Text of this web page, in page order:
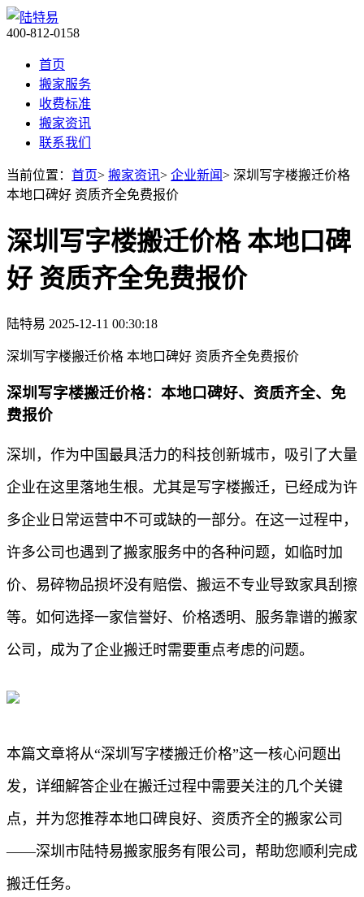
400-812-0158
首页
搬家服务
收费标准
搬家资讯
联系我们
当前位置： 首页> 搬家资讯> 企业新闻> 深圳写字楼搬迁价格
本地口碑好 资质齐全免费报价
深圳写字楼搬迁价格 本地口碑
好 资质齐全免费报价
陆特易 2025-12-11 00:30:18
深圳写字楼搬迁价格 本地口碑好 资质齐全免费报价
深圳写字楼搬迁价格：本地口碑好、资质齐全、免
费报价
深圳，作为中国最具活力的科技创新城市，吸引了大量
企业在这里落地生根。尤其是写字楼搬迁，已经成为许
多企业日常运营中不可或缺的一部分。在这一过程中，
许多公司也遇到了搬家服务中的各种问题，如临时加
价、易碎物品损坏没有赔偿、搬运不专业导致家具刮擦
等。如何选择一家信誉好、价格透明、服务靠谱的搬家
公司，成为了企业搬迁时需要重点考虑的问题。
本篇文章将从“深圳写字楼搬迁价格”这一核心问题出
发，详细解答企业在搬迁过程中需要关注的几个关键
点，并为您推荐本地口碑良好、资质齐全的搬家公司
——深圳市陆特易搬家服务有限公司，帮助您顺利完成
搬迁任务。